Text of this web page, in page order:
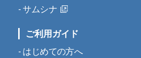
サムシナ
ご利用ガイド
はじめての方へ